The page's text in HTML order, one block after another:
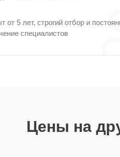
от 5 лет, строгий отбор и
специалистов
Цены на